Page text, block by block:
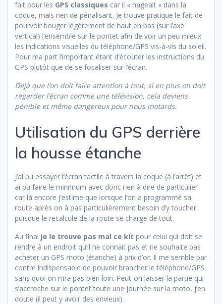
fait pour les GPS classiques car il « nageait » dans la
coque, mais rien de pénalisant. Je trouve pratique le fait de
pourvoir bouger légèrement de haut en bas (sur l’axe
vertical) l’ensemble sur le pontet afin de voir un peu mieux
les indications visuelles du téléphone/GPS vis-à-vis du soleil.
Pour ma part l’important étant d’écouter les instructions du
GPS plutôt que de se focaliser sur l’écran.
Déjà que l’on doit faire attention à tout, si en plus on doit
regarder l’écran comme une télévision, cela deviens
pénible et même dangereux pour nous motards.
Utilisation du GPS derrière
la housse étanche
J’ai pu essayer l’écran tactile à travers la coque (à l’arrêt) et
ai pu faire le minimum avec donc rien à dire de particulier
car là encore j’estime que lorsque l’on a programmé sa
route après on à pas particulièrement besoin d’y toucher
puisque le recalcule de la route se charge de tout.
Au final je le trouve pas mal ce kit pour celui qui doit se
rendre à un endroit qu’il ne connait pas et ne souhaite pas
acheter un GPS moto (étanche) à prix d’or. Il me semble par
contre indispensable de pouvoir brancher le téléphone/GPS
sans quoi on n’ira pas bien loin. Peut-on laisser la partie qui
s’accroche sur le pontet toute une journée sur la moto, j’en
doute (il peut y avoir des envieux).